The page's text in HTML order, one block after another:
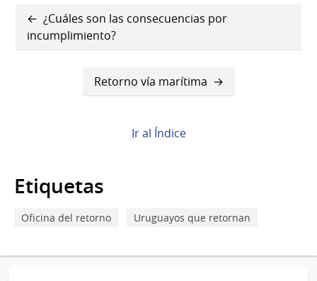
Enlaces
transversales
terrestre
¿Cuáles son las consecuencias por
incumplimiento?
Retorno vía marítima
Ir al Índice
Etiquetas
Oficina del retorno Uruguayos que retornan